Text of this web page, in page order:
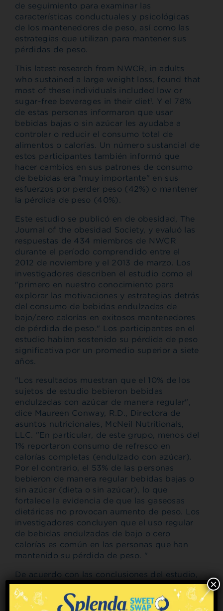
de seguimiento para examinar las
características conductuales y psicológicas
de los mantenedores de peso, así como las
estrategias que utilizan para mantener sus
pérdidas de peso.
This latest research from NWCR, in adults
who sustained a large weight loss, found that
most of these individuals included low or
sugar-free beverages in their diet1. Y el 78%
de estas personas informaron que usar
bebidas bajas o sin azúcar les ayudaba a
controlar o reducir el consumo total de
alimentos o calorías. Un número sustancial de
estos participantes también informó que
hacer cambios en sus patrones de consumo
de bebidas era "muy importante" en sus
esfuerzos por perder peso (42%) o mantener
la pérdida de peso (40%).
Este estudio se publicó en de obesidad, The
Journal of the obesidad Society, y evaluó las
respuestas de 434 miembros de NWCR
durante el período comprendido entre el
2012 de noviembre y el 2013 de marzo. Los
investigadores describen el estudio como el
"primero en nuestro conocimiento para
explorar las motivaciones y estrategias detrás
del consumo de bebidas endulzadas de
bajo/cero calorías en exitosos mantenedores
de pérdida de peso." Los participantes en el
estudio habían sostenido su pérdida de peso
significativa por un promedio superior a siete
años.
"Los resultados muestran que el 10% de los
sujetos de estudio bebieron bebidas
endulzadas con azúcar de manera regular",
dice Maureen Conway, R.D., Directora de
asuntos nutricionales, McNeil Nutritionals,
LLC. "En particular, de este grupo, menos del
1% reportaron consumo de refresco en
calorías completas (endulzado con azúcar).
Por el contrario, el 53% de las personas
bebieron de manera regular bebidas bajas o
sin azúcar (dieta o sin azúcar), lo que
fortalece la evidencia de que las gaseosas
dietáricas no provocan aumento de peso. Los
investigadores concluyen que el uso regular
de bebidas endulzadas de bajo o cero
calorías es común en las personas que han
mantenido su pérdida de peso. "
De acuerdo con las conclusiones del estudio,
las cuatro razones principales por las que las
personas utilizaron bebidas bajas en calorías
o sin azúcar se notificaron como:
×